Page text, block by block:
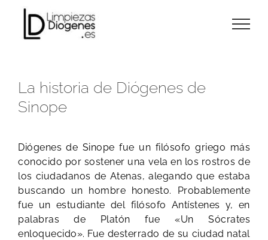
content
La historia de Diógenes de
Sinope
Diógenes de Sinope fue un filósofo griego más
conocido por sostener una vela en los rostros de
los ciudadanos de Atenas, alegando que estaba
buscando un hombre honesto. Probablemente
fue un estudiante del filósofo Antístenes y, en
palabras de Platón fue «Un Sócrates
enloquecido». Fue desterrado de su ciudad natal